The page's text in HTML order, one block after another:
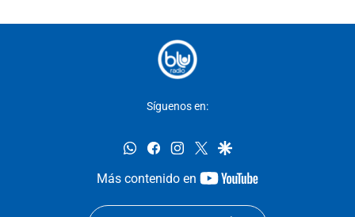
Síguenos en:
whatsappfacebookinstagram
twittergoogle
Más contenido en
youtube-